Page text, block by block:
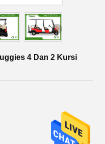
4 Dan 2 Kursi